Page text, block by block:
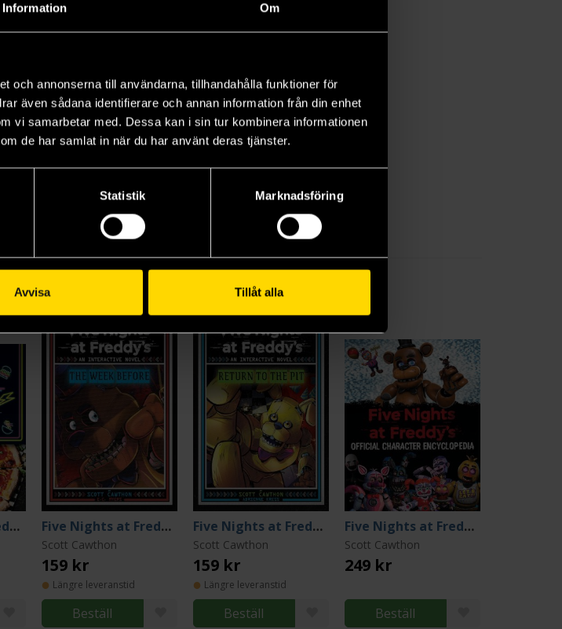
Information Om
och annonserna till användarna, tillhandahålla funktioner för
även sådana identifierare och annan information från din enhet
vi samarbetar med. Dessa kan i sin tur kombinera informationen
de har samlat in när du har använt deras tjänster.
Statistik Marknadsföring
Avvisa Tillåt alla
Five Nights at Freddy's Cookbook Five Nights at Freddy's: The Week Before: An Interactive Novel
Scott Cawthon
159 kr
Längre leveranstid
Beställ
Five Nights at Freddy's: Return to the Pit: An Interactive Novel
Scott Cawthon
159 kr
Längre leveranstid
Beställ
Five Nights at Freddy's: Official Character Encyclopedia
Scott Cawthon
249 kr
Beställ